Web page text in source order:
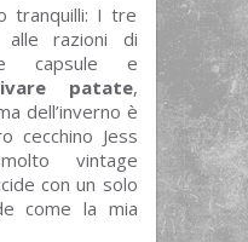
tranquilli: I tre
alle razioni di
capsule e
patate,
dell’inverno è
cecchino Jess
vintage
con un solo
come la mia